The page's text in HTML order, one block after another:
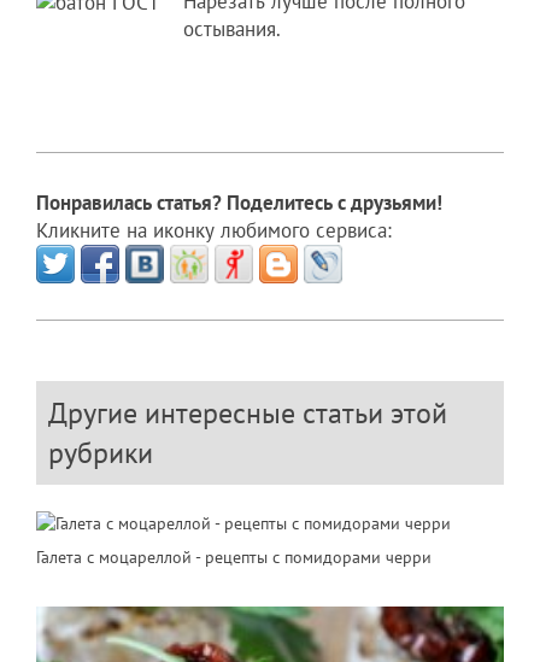
остывания.
Понравилась статья? Поделитесь с друзьями!
Кликните на иконку любимого сервиса:
Другие интересные статьи этой
рубрики
Галета с моцареллой - рецепты с помидорами черри